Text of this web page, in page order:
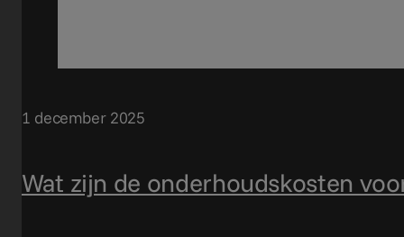
1 december 2025
Wat zijn de onderhoudskosten